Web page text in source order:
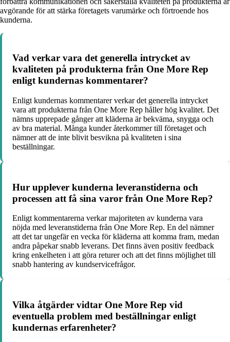
avgörande för att stärka företagets varumärke och förtroende hos
kunderna.
Vad verkar vara det generella intrycket av
kvaliteten på produkterna från One More Rep
enligt kundernas kommentarer?
Enligt kundernas kommentarer verkar det generella intrycket
vara att produkterna från One More Rep håller hög kvalitet. Det
nämns upprepade gånger att kläderna är bekväma, snygga och
av bra material. Många kunder återkommer till företaget och
nämner att de inte blivit besvikna på kvaliteten i sina
beställningar.
Hur upplever kunderna leveranstiderna och
processen att få sina varor från One More Rep?
Enligt kommentarerna verkar majoriteten av kunderna vara
nöjda med leveranstiderna från One More Rep. En del nämner
att det tar ungefär en vecka för kläderna att komma fram, medan
andra påpekar snabb leverans. Det finns även positiv feedback
kring enkelheten i att göra returer och att det finns möjlighet till
snabb hantering av kundservicefrågor.
Vilka åtgärder vidtar One More Rep vid
eventuella problem med beställningar enligt
kundernas erfarenheter?